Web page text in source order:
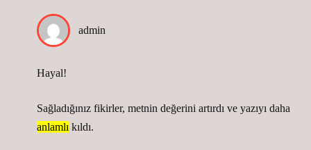
admin
Hayal!
Sağladığınız fikirler, metnin değerini artırdı ve yazıyı daha
anlamlı kıldı.